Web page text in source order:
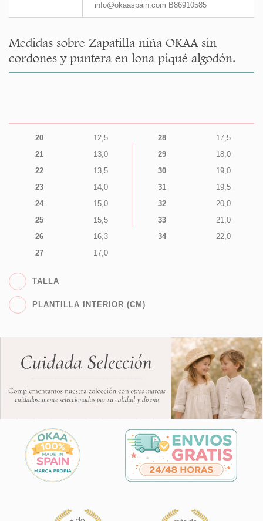
info@okaaspain.com B86910585
Medidas sobre Zapatilla niña OKAA sin
cordones y puntera en lona piqué algodón.
20
12,5
21
13,0
22
13,5
23
14,0
24
15,0
25
15,5
26
16,3
27
17,0
28
17,5
29
18,0
30
19,0
31
19,5
32
20,0
33
21,0
34
22,0
TALLA
PLANTILLA INTERIOR (CM)